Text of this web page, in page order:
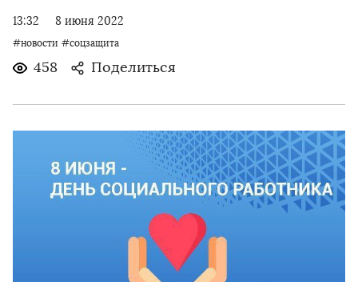
13:32 8 июня 2022
#новости #соцзащита
458 Поделиться